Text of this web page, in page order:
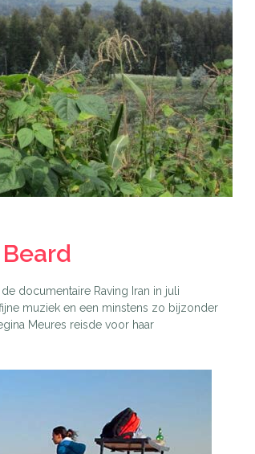
documentaire Raving Iran in juli
muziek en een minstens zo bijzonder
Meures reisde voor haar